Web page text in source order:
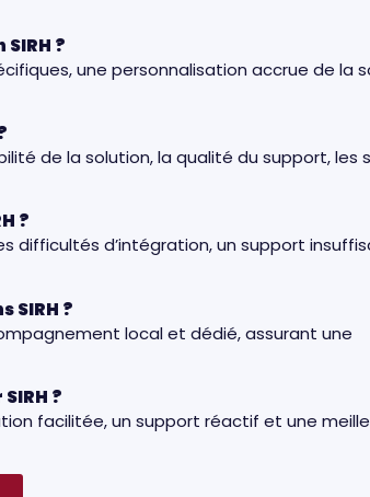
?
une personnalisation accrue de la
de la solution, la qualité du support, les
?
difficultés d’intégration, un support
?
local et dédié, assurant une
?
facilitée, un support réactif et une